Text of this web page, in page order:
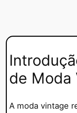
de Moda
A moda vintage